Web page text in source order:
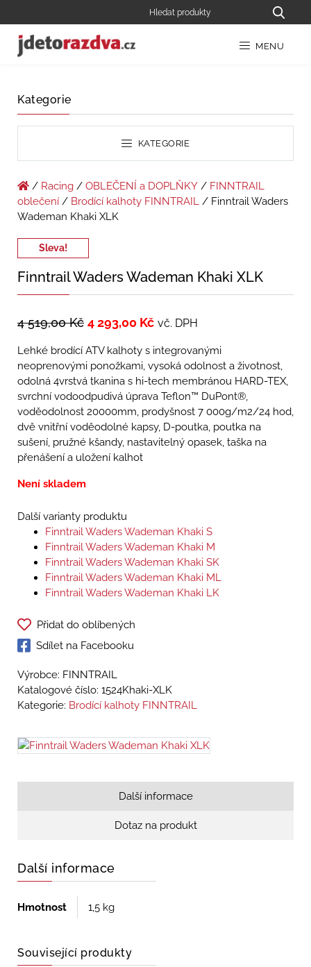
MENU
Kategorie
KATEGORIE
/ Racing / OBLEČENÍ a DOPLŇKY / FINNTRAIL
oblečení / Brodící kalhoty FINNTRAIL / Finntrail Waders
Wademan Khaki XLK
Sleva!
Finntrail Waders Wademan Khaki XLK
4 519,00Kč 4 293,00 Kč vč. DPH
Lehké brodící ATV kalhoty s integrovanými
neoprenovými ponožkami, vysoká odolnost a životnost,
odolná 4vrstvá tkanina s hi-tech membránou HARD-TEX,
svrchní vodoodpudivá úprava Teflon™ DuPont®,
voděodolnost 20000mm, prodyšnost 7 000g/m2/24 hod,
dvě vnitřní voděodolné kapsy, D-poutka, poutka na
sušení, pružné kšandy, nastavitelný opasek, taška na
přenášení a uložení kalhot
Není skladem
Další varianty produktu
Finntrail Waders Wademan Khaki S
Finntrail Waders Wademan Khaki M
Finntrail Waders Wademan Khaki SK
Finntrail Waders Wademan Khaki ML
Finntrail Waders Wademan Khaki LK
Přidat do oblíbených
Sdílet na Facebooku
Výrobce: FINNTRAIL
Katalogové číslo: 1524Khaki-XLK
Kategorie: Brodící kalhoty FINNTRAIL
Další informace
Dotaz na produkt
Další informace
Hmotnost 1,5 kg
Související produkty